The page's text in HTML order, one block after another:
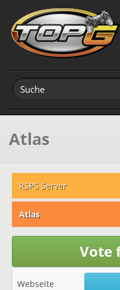
Atlas
RSPS Server
Atlas
Vote
Webseite